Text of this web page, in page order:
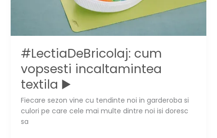
#LectiaDeBricolaj: cum
vopsesti incaltamintea
textila ▶️
Fiecare sezon vine cu tendinte noi in garderoba si
culori pe care cele mai multe dintre noi isi doresc
sa